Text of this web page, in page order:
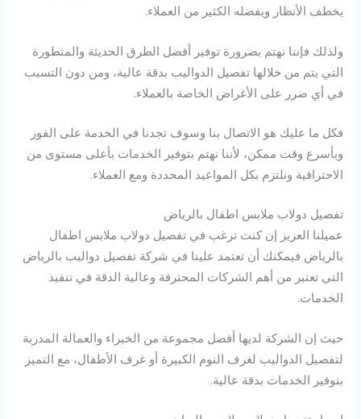
يخطف الأنظار ويفضله الكثير من العملاء.
ولذلك فإننا نهتم بضرورة توفير أفضل الطرق الحديثة والمتطورة
التي يتم من خلالها تفصيل الدواليب بدقة عالية، ومن دون التسبب
في أي ضرر على الأغراض الخاصة بالعملاء.
فكل ما عليك هو الاتصال بنا وسوف تجدنا في الخدمة على الفور
وبأسرع وقت ممكن، لأننا نهتم بتوفير الخدمات بأعلى مستوى من
الاحترافية ونلتزم بكل المواعيد المحددة ومع العملاء.
تفصيل دولاب ملابس اطفال بالرياض
عميلنا العزيز إن كنت ترغب في تفصيل دولاب ملابس اطفال
بالرياض فيمكنك أن تعتمد علينا في شركة تفصيل دواليب بالرياض
التي تعتبر من أهم الشركات المحترفة وعالية الدقة في تنفيذ
الخدمات.
حيث إن الشركة لديها أفضل مجموعة من الخبراء والعمالة المدربة
لتفصيل الدواليب لغرف النوم الكبيرة أو غرف الأطفال، مع التميز
بتوفير الخدمات بدقة عالية.